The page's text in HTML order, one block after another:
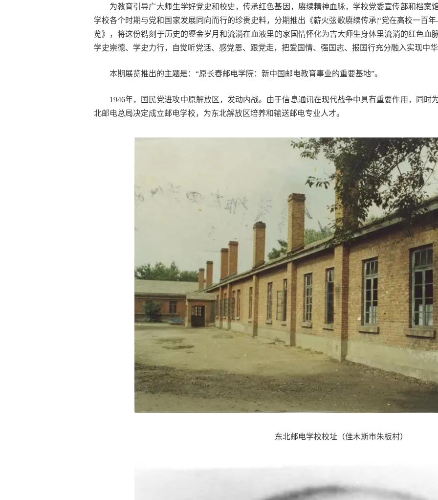
为教育引导广大师生学好党史和校史，传承红色基因，赓续精神血脉，学校党委宣传部和档案
学校各个时期与党和国家发展同向而行的珍贵史料，分期推出《薪火弦歌赓续传承|“党在高校一百
览》，将这份镌刻于历史的鎏金岁月和流淌在血液里的家国情怀化为吉大师生身体里流淌的红色血
学史崇德、学史力行，自觉听党话、感党恩、跟党走，把爱国情、强国志、报国行充分融入实现中
本期展览推出的主题是：“原长春邮电学院：新中国邮电教育事业的重要基地”。
1946年，国民党进攻中原解放区，发动内战。由于信息通讯在现代战争中具有重要作用，同时
北邮电总局决定成立邮电学校，为东北解放区培养和输送邮电专业人才。
东北邮电学校校址（佳木斯市朱板村）